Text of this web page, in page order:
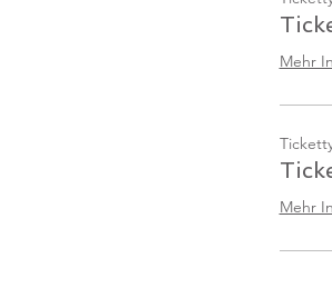
Mehr
Mehr